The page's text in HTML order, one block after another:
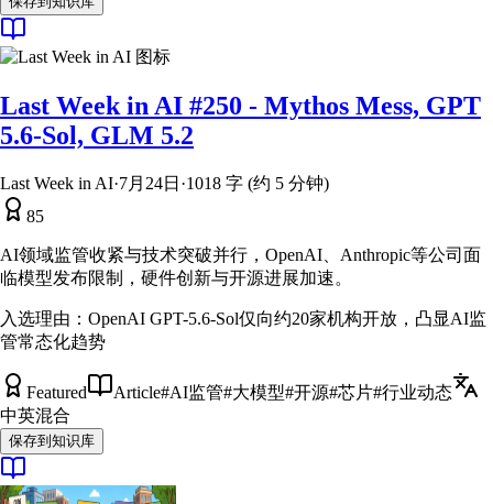
Last Week in AI #250 - Mythos Mess, GPT
5.6-Sol, GLM 5.2
Last Week in AI·7月24日 ·1018 字 (约 5 分钟)
85
AI领域监管收紧与技术突破并行，OpenAI、Anthropic等公司面
临模型发布限制，硬件创新与开源进展加速。
入选理由： OpenAI GPT-5.6-Sol仅向约20家机构开放，凸显AI监
管常态化趋势
Featured Article#AI监管#大模型#开源#芯片#行业动态
中英混合
保存到知识库